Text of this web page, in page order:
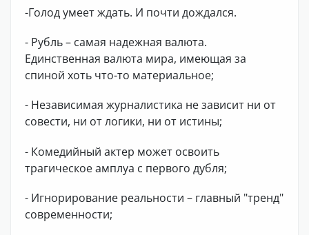
-Голод умеет ждать. И почти дождался.
- Рубль – самая надежная валюта.
Единственная валюта мира, имеющая за
спиной хоть что-то материальное;
- Независимая журналистика не зависит ни от
совести, ни от логики, ни от истины;
- Комедийный актер может освоить
трагическое амплуа с первого дубля;
- Игнорирование реальности – главный "тренд"
современности;